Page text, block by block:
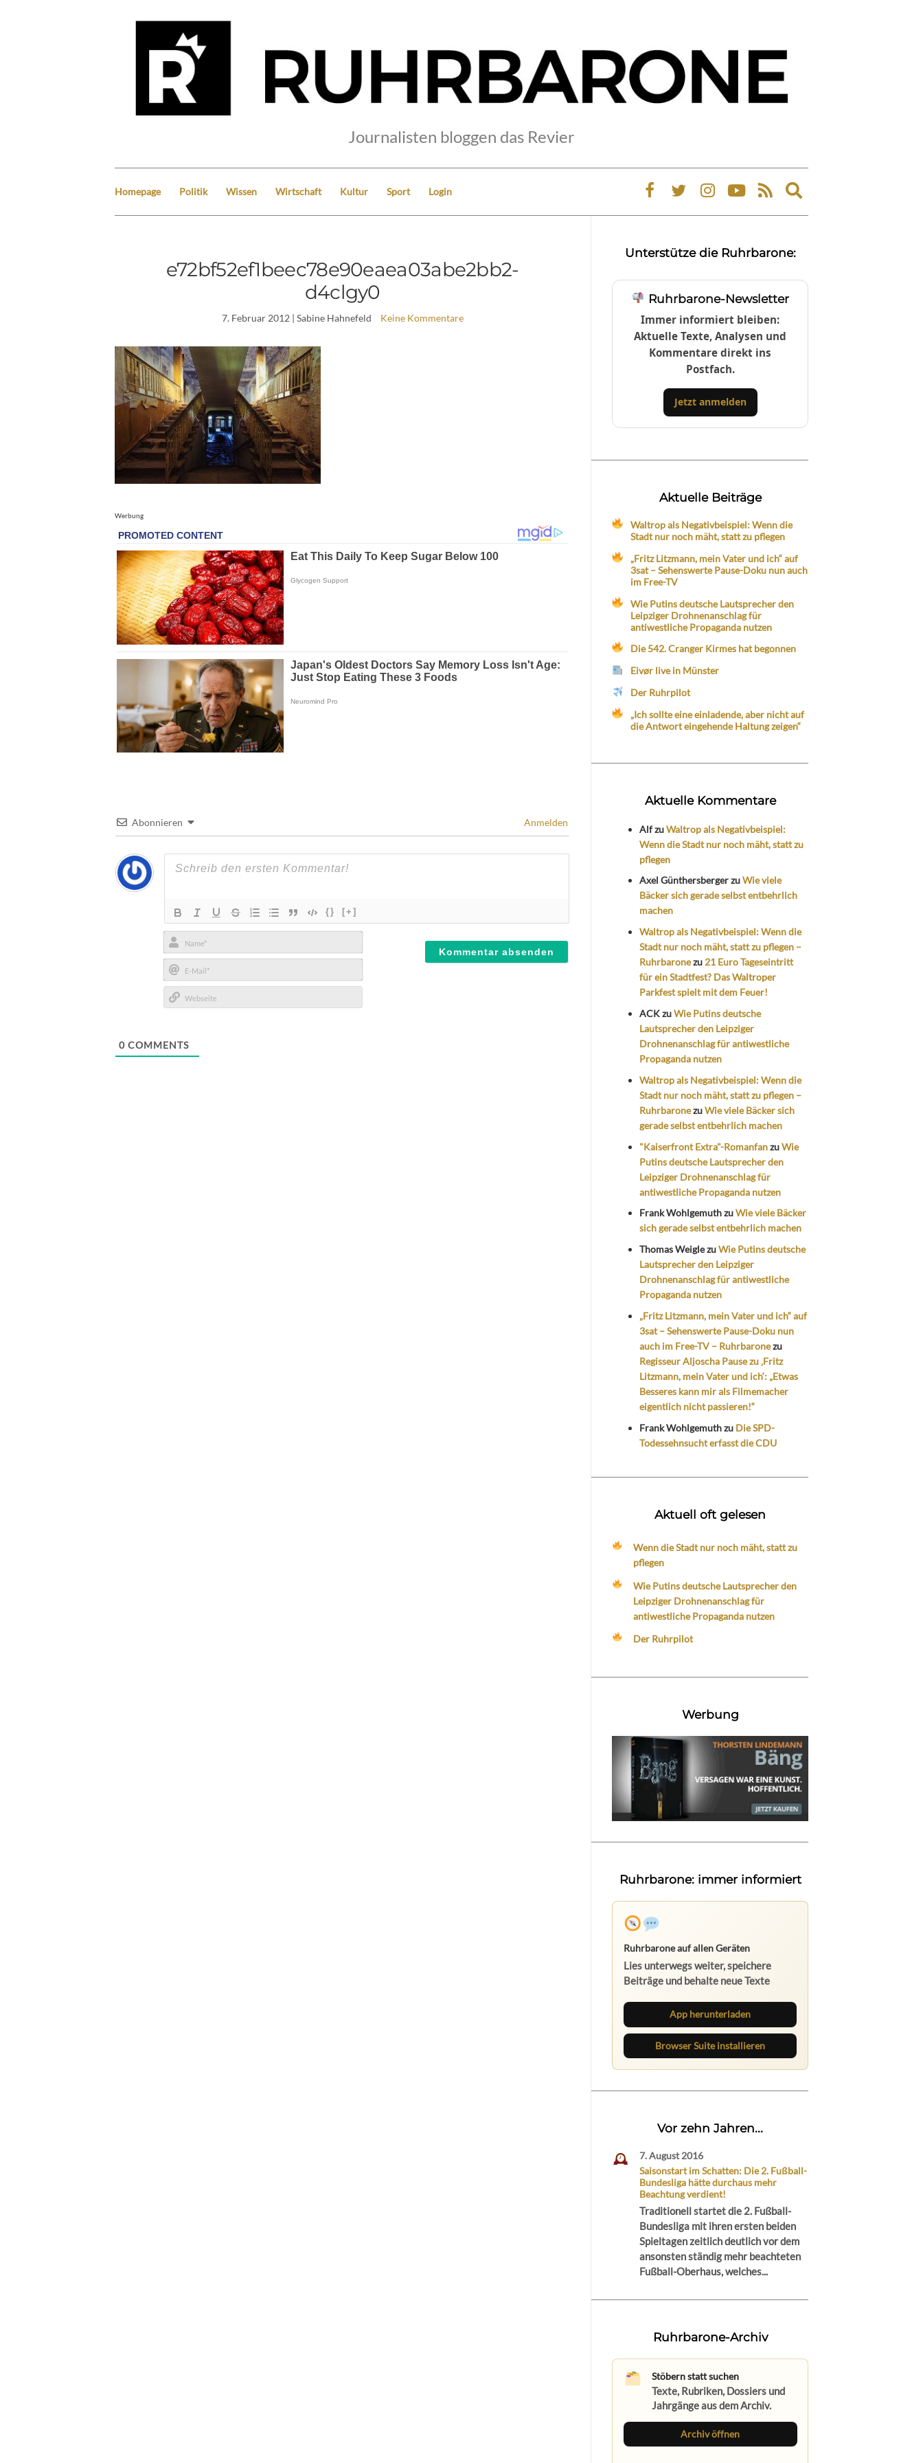
Journalisten bloggen das Revier
Homepage Politik Wissen Wirtschaft Kultur Sport Login
Expand
search
e72bf52ef1beec78e90eaea03abe2bb2-
d4clgy0
7. Februar 2012| Sabine Hahnefeld Keine Kommentare
Werbung
Abonnieren Anmelden
{} [+]
Name*
E-
Mail*
0 COMMENTS
Unterstütze die Ruhrbarone:
Ruhrbarone-Newsletter
Immer informiert bleiben:
Aktuelle Texte, Analysen und
Kommentare direkt ins
Postfach.
Jetzt anmelden
Aktuelle Beiträge
Waltrop als Negativbeispiel: Wenn die
Stadt nur noch mäht, statt zu pflegen
„Fritz Litzmann, mein Vater und ich“ auf
3sat – Sehenswerte Pause-Doku nun auch
im Free-TV
Wie Putins deutsche Lautsprecher den
Leipziger Drohnenanschlag für
antiwestliche Propaganda nutzen
Die 542. Cranger Kirmes hat begonnen
Eivør live in Münster
Der Ruhrpilot
„Ich sollte eine einladende, aber nicht auf
die Antwort eingehende Haltung zeigen“
Aktuelle Kommentare
AlfzuWaltrop als Negativbeispiel:
Wenn die Stadt nur noch mäht, statt zu
pflegen
Axel GünthersbergerzuWie viele
Bäcker sich gerade selbst entbehrlich
machen
Waltrop als Negativbeispiel: Wenn die
Stadt nur noch mäht, statt zu pflegen –
Ruhrbaronezu 21 Euro Tageseintritt
für ein Stadtfest? Das Waltroper
Parkfest spielt mit dem Feuer!
ACKzuWie Putins deutsche
Lautsprecher den Leipziger
Drohnenanschlag für antiwestliche
Propaganda nutzen
Waltrop als Negativbeispiel: Wenn die
Stadt nur noch mäht, statt zu pflegen –
RuhrbaronezuWie viele Bäcker sich
gerade selbst entbehrlich machen
"Kaiserfront Extra"-RomanfanzuWie
Putins deutsche Lautsprecher den
Leipziger Drohnenanschlag für
antiwestliche Propaganda nutzen
Frank WohlgemuthzuWie viele Bäcker
sich gerade selbst entbehrlich machen
Thomas WeiglezuWie Putins deutsche
Lautsprecher den Leipziger
Drohnenanschlag für antiwestliche
Propaganda nutzen
„Fritz Litzmann, mein Vater und ich“ auf
3sat – Sehenswerte Pause-Doku nun
auch im Free-TV – Ruhrbaronezu
Regisseur Aljoscha Pause zu ‚Fritz
Litzmann, mein Vater und ich‘: „Etwas
Besseres kann mir als Filmemacher
eigentlich nicht passieren!“
Frank Wohlgemuthzu Die SPD-
Todessehnsucht erfasst die CDU
Aktuell oft gelesen
Wenn die Stadt nur noch mäht, statt zu
pflegen
Wie Putins deutsche Lautsprecher den
Leipziger Drohnenanschlag für
antiwestliche Propaganda nutzen
Der Ruhrpilot
Werbung
Ruhrbarone: immer informiert
App herunterladen
Browser Suite installieren
Vor zehn Jahren...
7. August 2016
Saisonstart im Schatten: Die 2. Fußball-
Bundesliga hätte durchaus mehr
Beachtung verdient!
Traditionell startet die 2. Fußball-
Bundesliga mit ihren ersten beiden
Spieltagen zeitlich deutlich vor dem
ansonsten ständig mehr beachteten
Fußball-Oberhaus, welches...
Ruhrbarone-Archiv
Stöbern statt suchen
Texte, Rubriken, Dossiers und
Jahrgänge aus dem Archiv.
Archiv öffnen